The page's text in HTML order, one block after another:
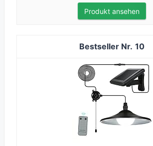
Produkt ansehen
10